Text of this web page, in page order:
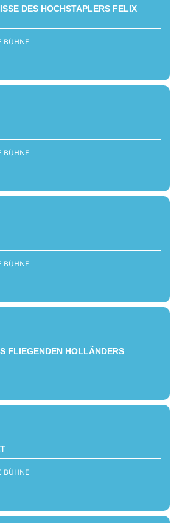
DES HOCHSTAPLERS FELIX
BÜHNE
BÜHNE
BÜHNE
FLIEGENDEN HOLLÄNDERS
BÜHNE